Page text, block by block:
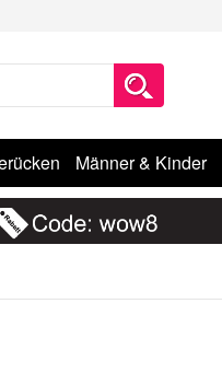
Männer & Kinder